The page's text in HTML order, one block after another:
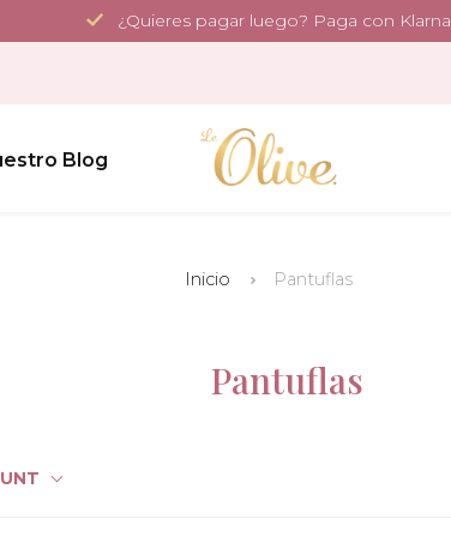
¿Quieres pagar luego? Paga con Klarna
Blog
Inicio Pantuflas
Pantuflas